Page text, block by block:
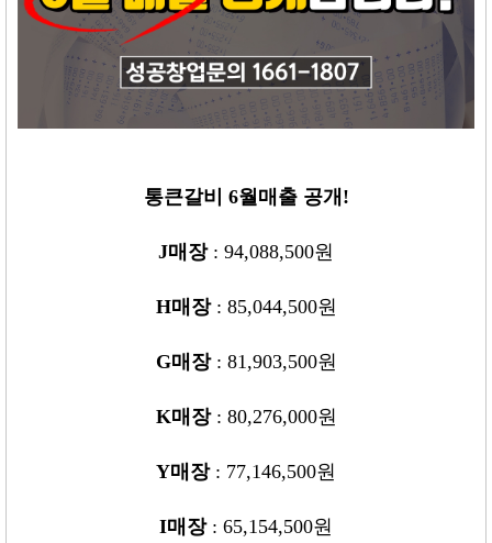
통큰갈비 6월매출 공개 !
J매장 : 94,088,500원
H매장 : 85,044,500원
G매장 : 81,903,500원
K매장 : 80,276,000원
Y매장 : 77,146,500원
I매장 : 65,154,500원